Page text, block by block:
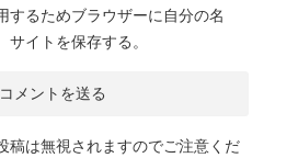
するためブラウザーに自分の名
イトを保存する。
稿は無視されますのでご注意くだ